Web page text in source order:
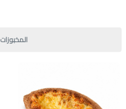
المخبوزات